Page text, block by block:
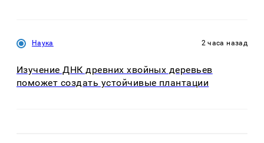
Наука 2 часа назад
Изучение ДНК древних хвойных деревьев
поможет создать устойчивые плантации